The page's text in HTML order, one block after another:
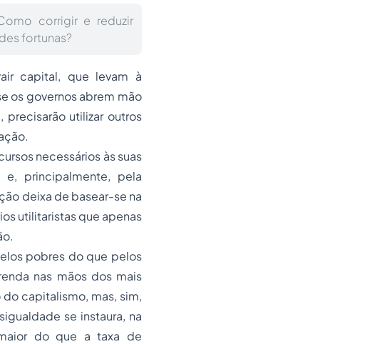
corrigir e reduzir
fortunas?
capital, que levam à
os governos abrem mão
utilizar outros
necessários às suas
principalmente, pela
deixa de basear-se na
utilitaristas que apenas
pobres do que pelos
nas mãos dos mais
capitalismo, mas, sim,
se instaura, na
do que a taxa de